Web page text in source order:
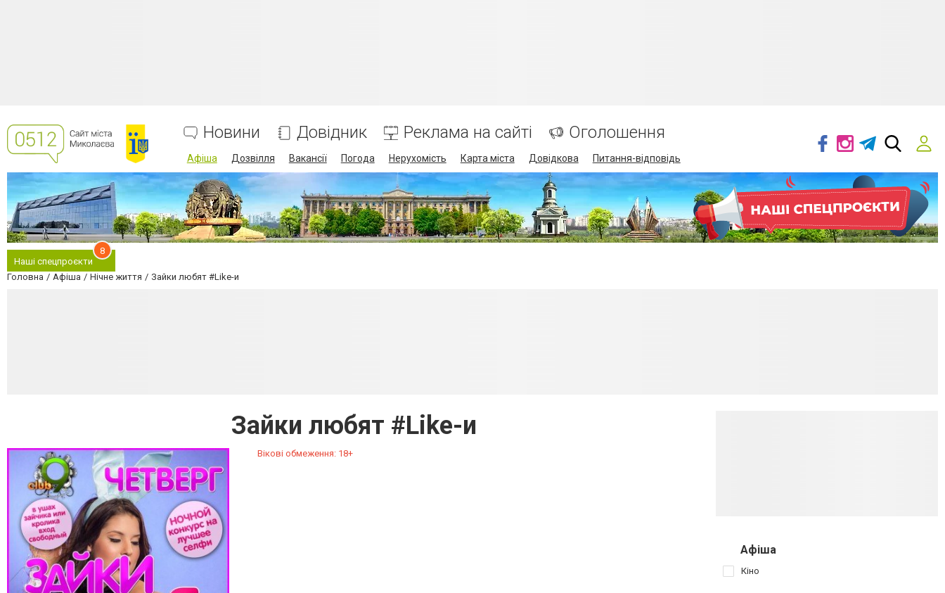
Новини Довідник Реклама на сайті Оголошення
Афіша Дозвілля Вакансії Погода Нерухомість Карта міста Довідкова Питання-відповідь
Наші спецпроєкти
8
Головна Афіша Нічне життя Зайки любят #Like-и
Зайки любят #Like-и
Вікові обмеження: 18+
Афіша
Кіно